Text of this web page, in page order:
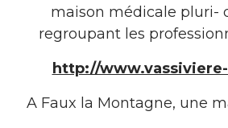
maison médicale pluri-
regroupant les
http://
A Faux la Montagne, une